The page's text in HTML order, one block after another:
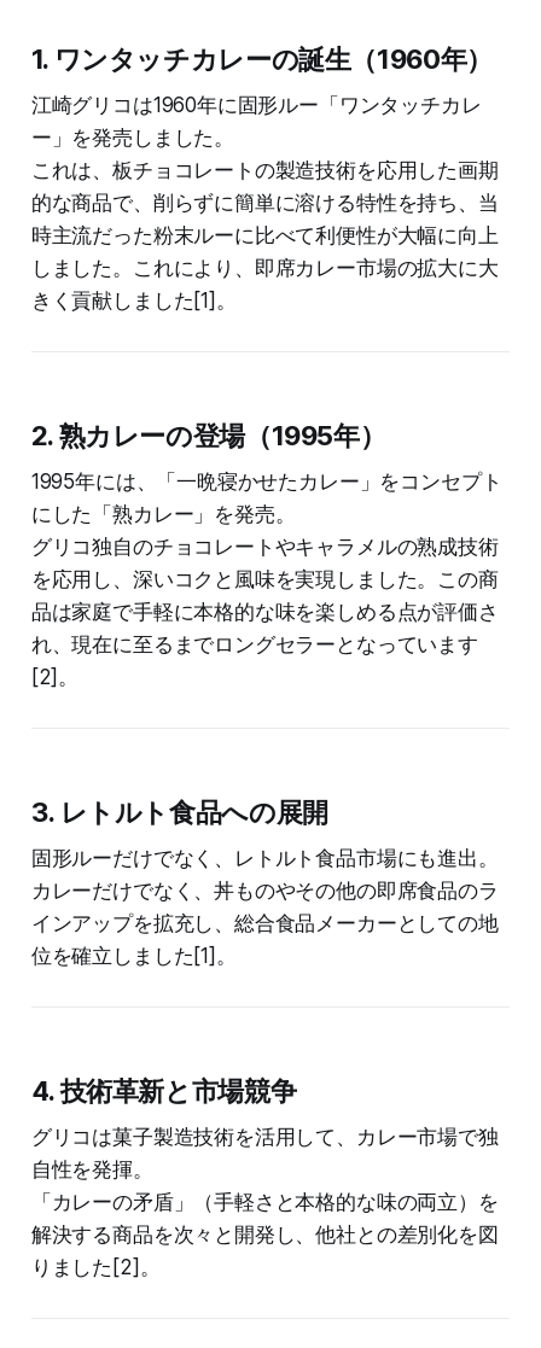
1. ワンタッチカレーの誕生（1960年）
江崎グリコは1960年に固形ルー「ワンタッチカレ
ー」を発売しました。
これは、板チョコレートの製造技術を応用した画期
的な商品で、削らずに簡単に溶ける特性を持ち、当
時主流だった粉末ルーに比べて利便性が大幅に向上
しました。これにより、即席カレー市場の拡大に大
きく貢献しました[1]。
2. 熟カレーの登場（1995年）
1995年には、「一晩寝かせたカレー」をコンセプト
にした「熟カレー」を発売。
グリコ独自のチョコレートやキャラメルの熟成技術
を応用し、深いコクと風味を実現しました。この商
品は家庭で手軽に本格的な味を楽しめる点が評価さ
れ、現在に至るまでロングセラーとなっています
[2]。
3. レトルト食品への展開
固形ルーだけでなく、レトルト食品市場にも進出。
カレーだけでなく、丼ものやその他の即席食品のラ
インアップを拡充し、総合食品メーカーとしての地
位を確立しました[1]。
4. 技術革新と市場競争
グリコは菓子製造技術を活用して、カレー市場で独
自性を発揮。
「カレーの矛盾」（手軽さと本格的な味の両立）を
解決する商品を次々と開発し、他社との差別化を図
りました[2]。